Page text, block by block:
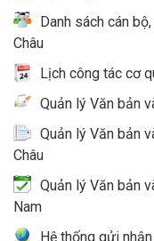
Danh sách cán
Châu
Lịch công tác cơ
Quản lý Văn bản
Quản lý Văn bản
Châu
Quản lý Văn bản
Nam
Hệ thống gửi